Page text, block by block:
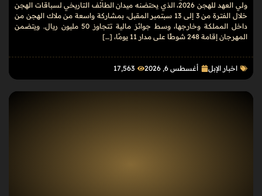
ولي العهد للهجن 2026، الذي يحتضنه ميدان الطائف التاريخي لسباقات الهجن
خلال الفترة من 3 إلى 13 سبتمبر المقبل، بمشاركة واسعة من ملاك الهجن من
داخل المملكة وخارجها، وسط جوائز مالية تتجاوز 50 مليون ريال. ويتضمن
المهرجان إقامة 248 شوطًا على مدار 11 يومًا، […]
اخبار الإبل أغسطس 6, 2026 17٬563